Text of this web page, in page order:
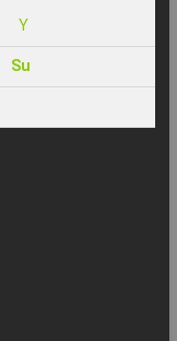
Y
Su